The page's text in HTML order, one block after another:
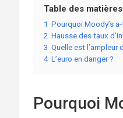
Table des matières
1 Pourquoi Moody’s
2 Hausse des taux
3 Quelle est l’ampleur
4 L’euro en danger ?
Pourquoi